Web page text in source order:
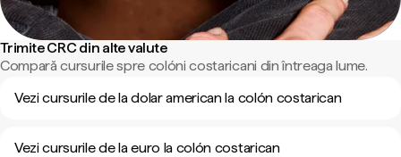
Trimite CRC din alte valute
Compară cursurile spre colóni costaricani din întreaga lume.
Vezi cursurile de la dolar american la colón costarican
Vezi cursurile de la euro la colón costarican